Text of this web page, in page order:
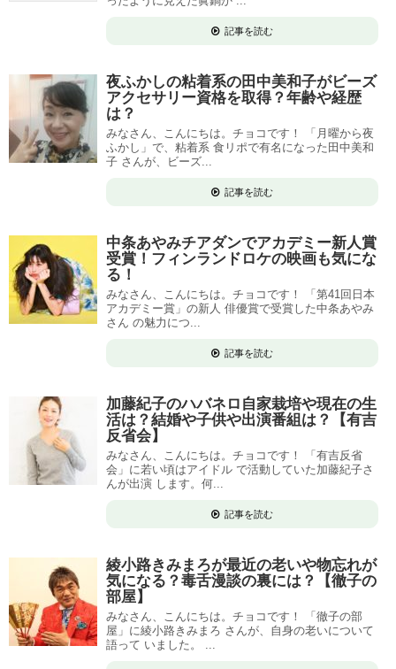
記事を読む
夜ふかしの粘着系の田中美和子がビーズ
アクセサリー資格を取得？年齢や経歴
は？
みなさん、こんにちは。チョコです！ 「月曜から夜
ふかし」で、粘着系 食リポで有名になった田中美和
子 さんが、ビーズ...
記事を読む
中条あやみチアダンでアカデミー新人賞
受賞！フィンランドロケの映画も気にな
る！
みなさん、こんにちは。チョコです！ 「第41回日本
アカデミー賞」の新人 俳優賞で受賞した中条あやみ
さん の魅力につ...
記事を読む
加藤紀子のハバネロ自家栽培や現在の生
活は？結婚や子供や出演番組は？【有吉
反省会】
みなさん、こんにちは。チョコです！ 「有吉反省
会」に若い頃はアイドル で活動していた加藤紀子さ
んが出演 します。何...
記事を読む
綾小路きみまろが最近の老いや物忘れが
気になる？毒舌漫談の裏には？【徹子の
部屋】
みなさん、こんにちは。チョコです！ 「徹子の部
屋」に綾小路きみまろ さんが、自身の老いについて
語って いました。 ...